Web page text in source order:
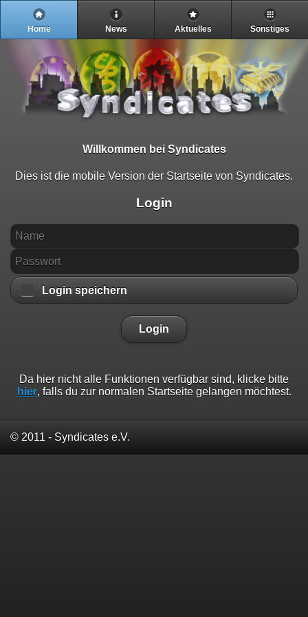
Home News Aktuelles Sonstiges
Willkommen bei Syndicates
Dies ist die mobile Version der Startseite von Syndicates.
Login
Login speichern
Login
Da hier nicht alle Funktionen verfügbar sind, klicke bitte
hier, falls du zur normalen Startseite gelangen möchtest.
© 2011 - Syndicates e.V.